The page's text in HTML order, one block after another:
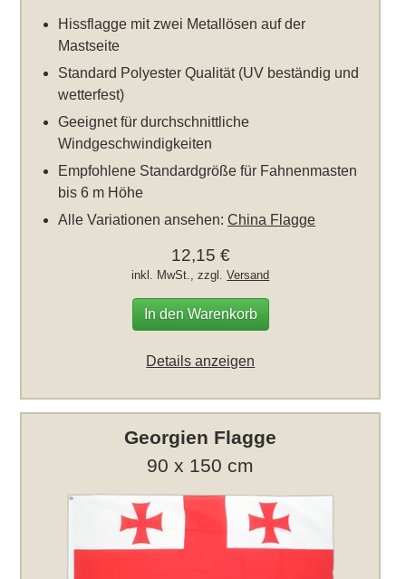
Hissflagge mit zwei Metallösen auf der
Mastseite
Standard Polyester Qualität (UV beständig und
wetterfest)
Geeignet für durchschnittliche
Windgeschwindigkeiten
Empfohlene Standardgröße für Fahnenmasten
bis 6 m Höhe
Alle Variationen ansehen:China Flagge
12,15 €
inkl. MwSt., zzgl.Versand
In den Warenkorb
Details anzeigen
Georgien Flagge
90 x 150 cm